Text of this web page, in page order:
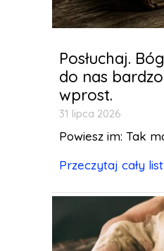
Posłuchaj.
do nas
wprost.
31 lipca 2026
Powiesz im: Tak
Przeczytaj cały